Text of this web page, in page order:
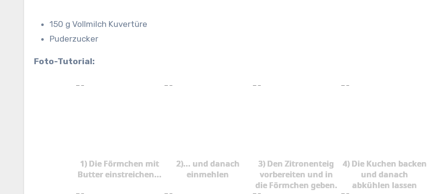
150 g Vollmilch Kuvertüre
Puderzucker
Foto-Tutorial:
1) Die Förmchen mit
Butter einstreichen...
2)... und danach
einmehlen
3) Den Zitronenteig
vorbereiten und in
die Förmchen geben.
4) Die Kuchen backen
und danach
abkühlen lassen